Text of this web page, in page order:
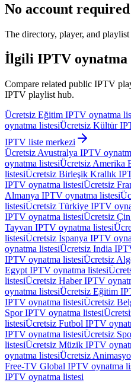
No account required
The directory, player, and
İlgili IPTV
Compare related public IPTV
IPTV playlist hub.
Ücretsiz Eğitim IPTV oynatma
oynatma listesiÜcretsiz Kültür
IPTV liste merkezi
Ücretsiz Avustralya IPTV
oynatma listesiÜcretsiz Amerika
listesiÜcretsiz Birleşik Krallık
IPTV oynatma listesiÜcretsiz
Almanya IPTV oynatma listesi
listesiÜcretsiz Türkiye IPTV
IPTV oynatma listesiÜcretsiz
Tayvan IPTV oynatma listesi
listesiÜcretsiz İspanya IPTV
oynatma listesiÜcretsiz India
IPTV oynatma listesiÜcretsiz
Egypt IPTV oynatma listesi
listesiÜcretsiz Haber IPTV
oynatma listesiÜcretsiz Eğitim
IPTV oynatma listesiÜcretsiz
Spor IPTV oynatma listesi
listesiÜcretsiz Futbol IPTV
IPTV oynatma listesiÜcretsiz
listesiÜcretsiz Müzik IPTV
oynatma listesiÜcretsiz
Free-TV Global IPTV oynatma
IPTV oynatma listesi